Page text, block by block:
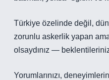
Türkiye özelinde değil,
zorunlu askerlik yapan
olsaydınız —
Yorumlarınızı,